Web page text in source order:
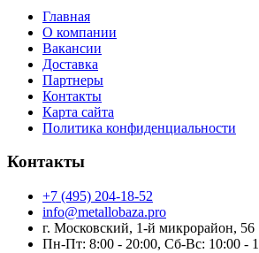
Главная
О компании
Вакансии
Доставка
Партнеры
Контакты
Карта сайта
Политика конфиденциальности
Контакты
+7 (495) 204-18-52
info@metallobaza.pro
г. Московский, 1-й микрорайон, 56
Пн-Пт: 8:00 - 20:00, Сб-Вс: 10:00 -